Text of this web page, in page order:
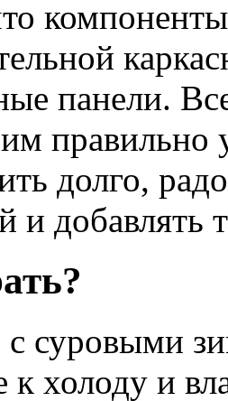
панели.
правильно
долго,
и добавлять
суровыми
к холоду и